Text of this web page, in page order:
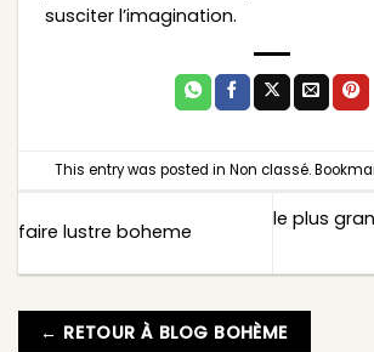
susciter l’imagination.
This entry was posted in Non classé.
faire lustre boheme
le plus
← RETOUR À BLOG BOHÈME